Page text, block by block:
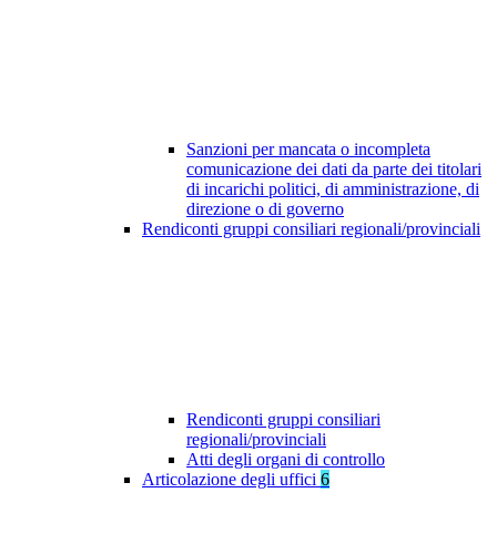
Sanzioni per mancata o incompleta
comunicazione dei dati da parte dei titolari
di incarichi politici, di amministrazione, di
direzione o di governo
Rendiconti gruppi consiliari regionali/provinciali
Rendiconti gruppi consiliari
regionali/provinciali
Atti degli organi di controllo
Articolazione degli uffici 6